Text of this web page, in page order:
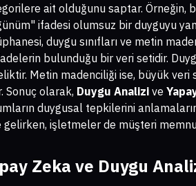
ait olduğunu saptar.
ifadesi olumsuz bir duyguyu
duygu sınıfları ve metin
bulunduğu bir veri setidir.
Metin madenciliği ise, büyük
Sonuç olarak, Duygu Analizi ve
duygusal tepkilerini
gelirken, işletmeler de müşteri
Zeka ve Duygu